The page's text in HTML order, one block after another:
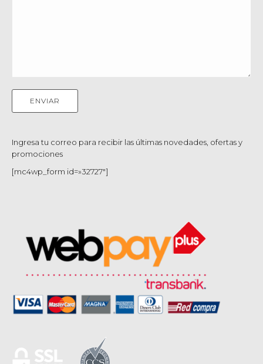
Ingresa tu correo para recibir las últimas novedades, ofertas y
promociones
[mc4wp_form id=»32727″]